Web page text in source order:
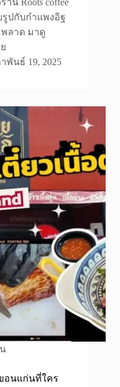
รูปกับกำแพงอิฐ
พลาด มาดู
พันธ์ 19, 2025
อนแก่นที่ใคร